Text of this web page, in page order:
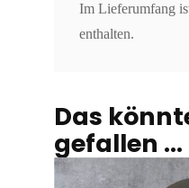
Im Lieferumfang
enthalten.
Das
gefallen …